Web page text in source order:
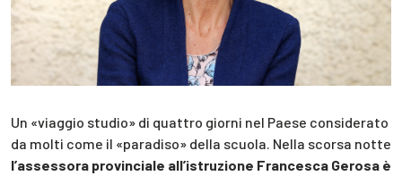
Un «viaggio studio» di quattro giorni nel Paese considerato
da molti come il «paradiso» della scuola. Nella scorsa notte
l’assessora provinciale all’istruzione Francesca Gerosa è